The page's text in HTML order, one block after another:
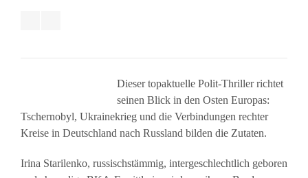
Dieser topaktuelle Polit-Thriller richtet
seinen Blick in den Osten Europas:
Tschernobyl, Ukrainekrieg und die Verbindungen rechter
Kreise in Deutschland nach Russland bilden die Zutaten.
Irina Starilenko, russischstämmig, intergeschlechtlich geboren